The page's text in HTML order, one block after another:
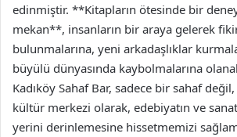
edinmiştir. **Kitapların ötesinde bir
mekan**, insanların bir araya gelerek
bulunmalarına, yeni arkadaşlıklar
büyülü dünyasında kaybolmalarına
Kadıköy Sahaf Bar, sadece bir sahaf
kültür merkezi olarak, edebiyatın ve
yerini derinlemesine hissetmemizi